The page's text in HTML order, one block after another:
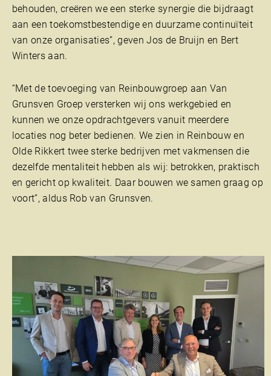
behouden, creëren we een sterke synergie die bijdraagt
aan een toekomstbestendige en duurzame continuïteit
van onze organisaties”, geven Jos de Bruijn en Bert
Winters aan.
“Met de toevoeging van Reinbouwgroep aan Van
Grunsven Groep versterken wij ons werkgebied en
kunnen we onze opdrachtgevers vanuit meerdere
locaties nog beter bedienen. We zien in Reinbouw en
Olde Rikkert twee sterke bedrijven met vakmensen die
dezelfde mentaliteit hebben als wij: betrokken, praktisch
en gericht op kwaliteit. Daar bouwen we samen graag op
voort”, aldus Rob van Grunsven.